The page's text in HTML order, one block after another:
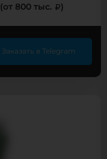
(от 800 тыс. )
Заказать в Telegram